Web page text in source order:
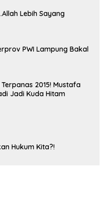
Lebih Sayang
PWI Lampung Bakal
2015! Mustafa
Jadi Kuda Hitam
Hukum Kita?!